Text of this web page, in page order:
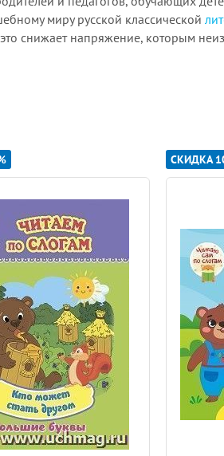
миру русской классической
это снижает напряжение, которым
СКИДКА